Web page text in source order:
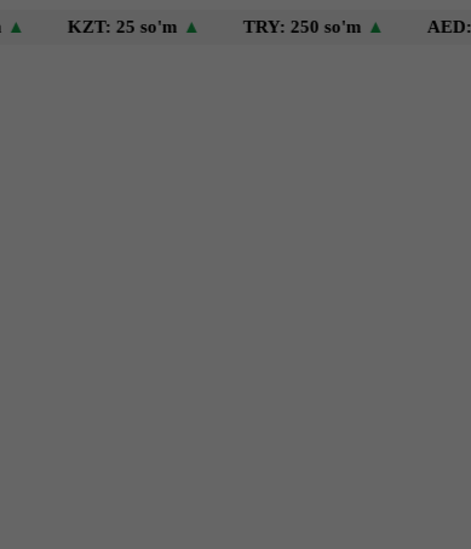
KZT: 25 so'm▲ TRY: 250 so'm▲ AED: 3,244